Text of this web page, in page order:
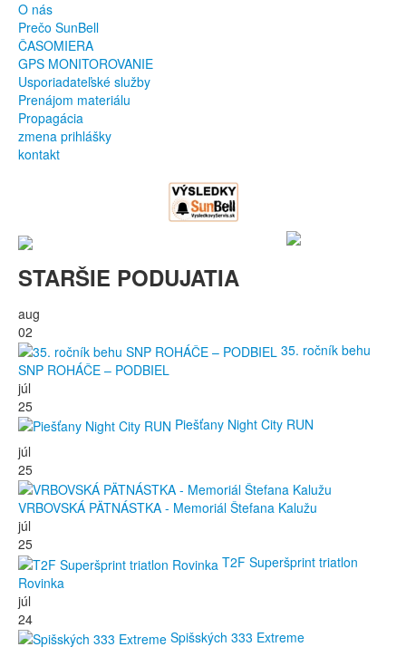
O nás
Prečo SunBell
ČASOMIERA
GPS MONITOROVANIE
Usporiadateľské služby
Prenájom materiálu
Propagácia
zmena prihlášky
kontakt
STARŠIE PODUJATIA
aug
02
35. ročník behu
SNP ROHÁČE – PODBIEL
júl
25
Piešťany Night City RUN
júl
25
VRBOVSKÁ PÄTNÁSTKA - Memoriál Štefana Kalužu
júl
25
T2F Superšprint triatlon
Rovinka
júl
24
Spišských 333 Extreme